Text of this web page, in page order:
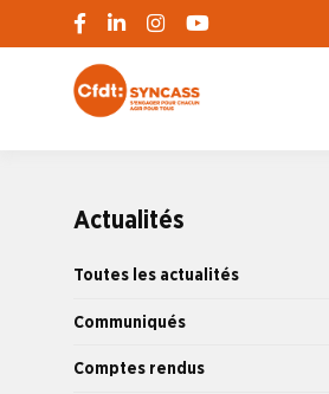
Actualités
Toutes les actualités
Communiqués
Comptes rendus